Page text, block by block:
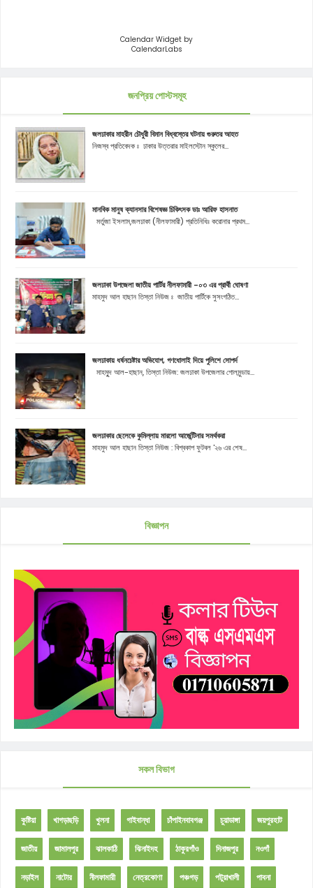
Calendar Widget by
CalendarLabs
জনপ্রিয় পোস্টসমূহ
জলঢাকার মাহরীন চৌধুরী বিমান বিধ্বস্তের ঘটনায় গুরুতর আহত
নিজস্ব প্রতিবেদক ঃ ঢাকার উত্তরার মাইলস্টোন স্কুলের...
মানবিক মানুষ ক্যানসার বিশেষজ্ঞ চিকিৎসক ডাঃ আরিফ হাসনাত
মর্তুজা ইসলাম,জলঢাকা (নীলফামারী) প্রতিনিধিঃ করোনার প্রথম...
জলঢাকা উপজেলা জাতীয় পার্টির নীলফামারী -০৩ এর প্রার্থী ঘোষণা
মাহমুদ আল হাছান তিস্তা নিউজ ঃ জাতীয় পার্টিকে সুসংগঠিত...
জলঢাকায় ধর্ষনচেষ্টার অভিযোগ, গণধোলাই দিয়ে পুলিশে সোপর্দ
মাহমুূদ আল-হাছান, তিস্তা নিউজ: জলঢাকা উপজেলার গোলমুন্ডায়...
জলঢাকার ছেলেকে কুমিল্লায় মারলো আর্জেন্টিনার সমর্থকরা
মাহমুদ আল হাছান তিস্তা নিউজ : বিশ্বকাপ ফুটবল '২৬ এর শেষ...
বিজ্ঞাপন
সকল বিভাগ
কুষ্টিয়া খাগড়াছড়ি খুলনা গাইবান্ধা চাঁপাইনবাবগঞ্জ চুয়াডাঙ্গা জয়পুরহাট
জাতীয় জামালপুর ঝালকাঠি ঝিনাইদহ ঠাকুরগাঁও দিনাজপুর নওগাঁ
নড়াইল নাটোর নীলফামারী নেত্রকোণা পঞ্চগড় পটুয়াখালী পাবনা